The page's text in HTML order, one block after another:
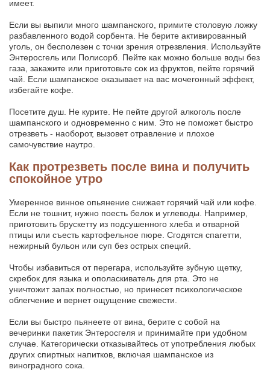
имеет.
Если вы выпили много шампанского, примите столовую ложку
разбавленного водой сорбента. Не берите активированный
уголь, он бесполезен с точки зрения отрезвления. Используйте
Энтеросгель или Полисорб. Пейте как можно больше воды без
газа, закажите или приготовьте сок из фруктов, пейте горячий
чай. Если шампанское оказывает на вас мочегонный эффект,
избегайте кофе.
Посетите душ. Не курите. Не пейте другой алкоголь после
шампанского и одновременно с ним. Это не поможет быстро
отрезветь - наоборот, вызовет отравление и плохое
самочувствие наутро.
Как протрезветь после вина и получить
спокойное утро
Умеренное винное опьянение снижает горячий чай или кофе.
Если не тошнит, нужно поесть белок и углеводы. Например,
приготовить брускетту из подсушенного хлеба и отварной
птицы или съесть картофельное пюре. Сгодятся спагетти,
нежирный бульон или суп без острых специй.
Чтобы избавиться от перегара, используйте зубную щетку,
скребок для языка и ополаскиватель для рта. Это не
уничтожит запах полностью, но принесет психологическое
облегчение и вернет ощущение свежести.
Если вы быстро пьянеете от вина, берите с собой на
вечеринки пакетик Энтеросгеля и принимайте при удобном
случае. Категорически отказывайтесь от употребления любых
других спиртных напитков, включая шампанское из
виноградного сока.